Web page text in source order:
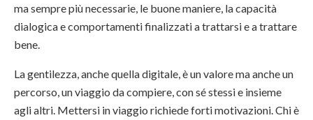
ma sempre più necessarie, le buone maniere, la capacità
dialogica e comportamenti finalizzati a trattarsi e a trattare
bene.
La gentilezza, anche quella digitale, è un valore ma anche un
percorso, un viaggio da compiere, con sé stessi e insieme
agli altri. Mettersi in viaggio richiede forti motivazioni. Chi è